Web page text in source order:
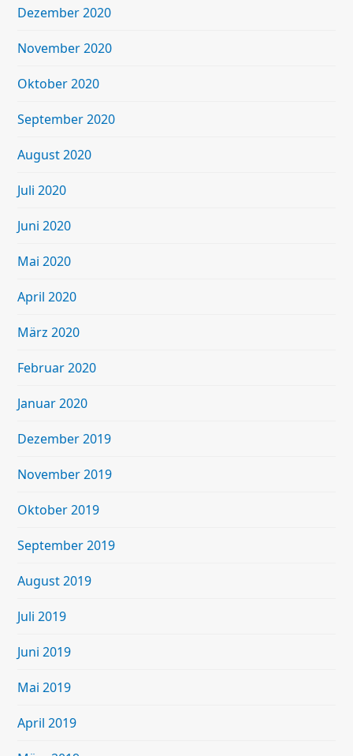
Dezember 2020
November 2020
Oktober 2020
September 2020
August 2020
Juli 2020
Juni 2020
Mai 2020
April 2020
März 2020
Februar 2020
Januar 2020
Dezember 2019
November 2019
Oktober 2019
September 2019
August 2019
Juli 2019
Juni 2019
Mai 2019
April 2019